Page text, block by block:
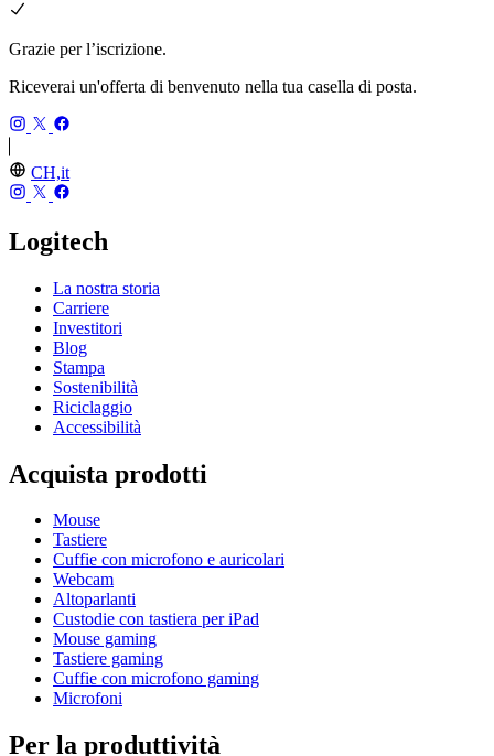
Grazie per l’iscrizione.
Riceverai un'offerta di benvenuto nella tua casella di posta.
CH,it
Logitech
La nostra storia
Carriere
Investitori
Blog
Stampa
Sostenibilità
Riciclaggio
Accessibilità
Acquista prodotti
Mouse
Tastiere
Cuffie con microfono e auricolari
Webcam
Altoparlanti
Custodie con tastiera per iPad
Mouse gaming
Tastiere gaming
Cuffie con microfono gaming
Microfoni
Per la produttività